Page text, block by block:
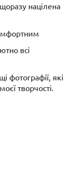
націлена
всі
фотографії, які
творчості.